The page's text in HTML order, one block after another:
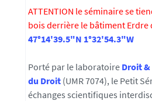
s
.
u
i
v
-
f
ATTENTION le séminaire se
bois derrière le bâtiment Erdre
47°14'39.5"N 1°32'54.3"W
Porté par le laboratoire Droit
du Droit (UMR 7074), le Petit
échanges scientifiques